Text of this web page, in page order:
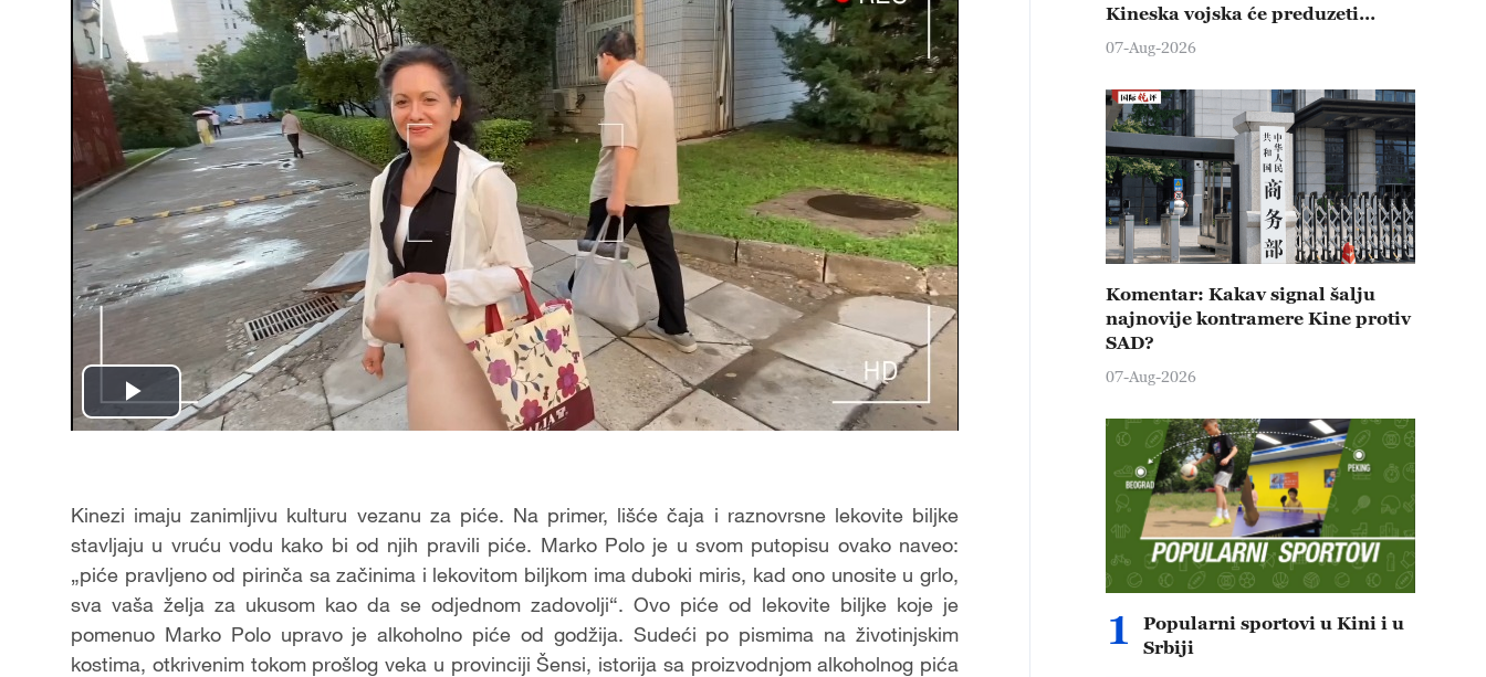
Play
Kinezi imaju zanimljivu kulturu vezanu za piće. Na primer, lišće čaja i raznovrsne lekovite biljke
stavljaju u vruću vodu kako bi od njih pravili piće. Marko Polo je u svom putopisu ovako naveo:
„piće pravljeno od pirinča sa začinima i lekovitom biljkom ima duboki miris, kad ono unosite u grlo,
sva vaša želja za ukusom kao da se odjednom zadovolji“. Ovo piće od lekovite biljke koje je
pomenuo Marko Polo upravo je alkoholno piće od godžija. Sudeći po pismima na životinjskim
kostima, otkrivenim tokom prošlog veka u provinciji Šensi, istorija sa proizvodnjom alkoholnog pića
Kineska vojska će preduzeti
čvrste kontramere protiv svih
provokativnih pokušaja
izazivanja nemira
07-Aug-2026
Komentar: Kakav signal šalju
najnovije kontramere Kine protiv
SAD?
07-Aug-2026
1
Popularni sportovi u Kini i u
Srbiji